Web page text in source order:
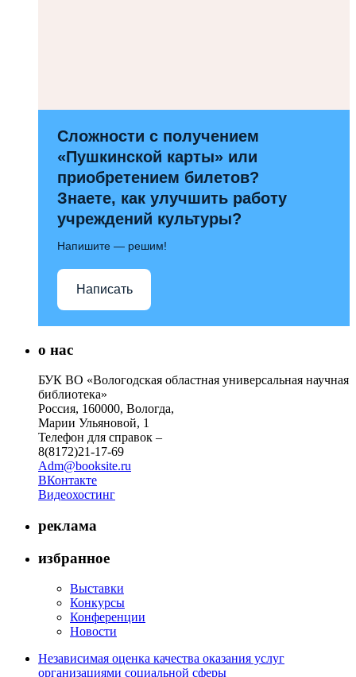
Сложности с получением
«Пушкинской карты» или
приобретением билетов?
Знаете, как улучшить работу
учреждений культуры?
Напишите — решим!
Написать
о нас
БУК ВО «Вологодская областная универсальная научная
библиотека»
Россия, 160000, Вологда,
Марии Ульяновой, 1
Телефон для справок –
8(8172)21-17-69
Adm@booksite.ru
ВКонтакте
Видеохостинг
реклама
избранное
Выставки
Конкурсы
Конференции
Новости
Независимая оценка качества оказания услуг
организациями социальной сферы